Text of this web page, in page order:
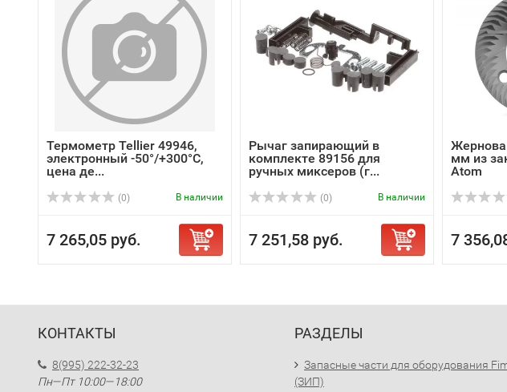
Термометр Tellier 49946,
электронный -50°/+300°C,
цена де...
(0) В наличии
7 265,05 руб.
Рычаг запирающий в
комплекте 89156 для
ручных миксеров (г...
(0) В наличии
7 251,58 руб.
Жернова
мм из
Atom
7
КОНТАКТЫ
8(995) 222-32-23
Пн—Пт 10:00—18:00
РАЗДЕЛЫ
Запасные части для оборудования
(ЗИП)